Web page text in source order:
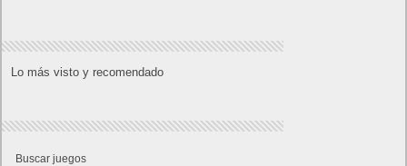
Lo más visto y recomendado
Buscar juegos